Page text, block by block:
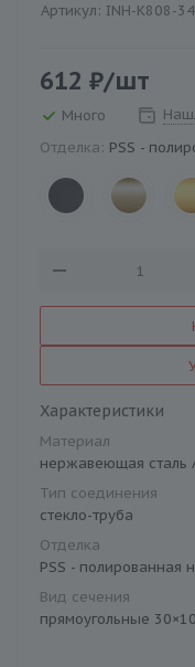
Артикул: INH-K808-
612 ₽/шт
Много
Отделка: PSS -
Характеристики
Материал
нержавеющая сталь
Тип соединения
стекло-труба
Отделка
PSS - полированная
Вид сечения
прямоугольные 30×10